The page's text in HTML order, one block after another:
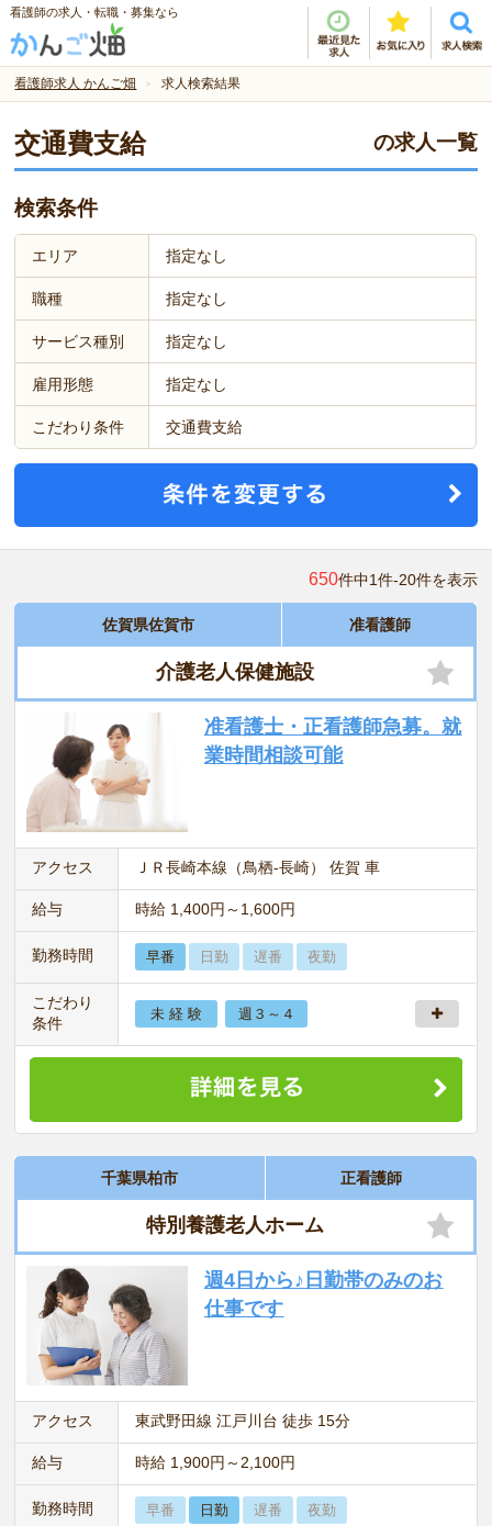
看護師の求人・転職・募集なら
看護師求人 かんご畑 求人検索結果
交通費支給 の求人一覧
検索条件
エリア 指定なし
職種 指定なし
サービス種別 指定なし
雇用形態 指定なし
こだわり条件 交通費支給
650件中1件-20件を表示
佐賀県佐賀市 准看護師
介護老人保健施設
准看護士・正看護師急募。就
業時間相談可能
アクセス ＪＲ長崎本線（鳥栖-長崎） 佐賀 車
給与 時給 1,400円～1,600円
勤務時間 早番 日勤 遅番 夜勤
こだわり
条件
未 経 験 週３～４
千葉県柏市 正看護師
特別養護老人ホーム
週4日から♪日勤帯のみのお
仕事です
アクセス 東武野田線 江戸川台 徒歩 15分
給与 時給 1,900円～2,100円
勤務時間 早番 日勤 遅番 夜勤